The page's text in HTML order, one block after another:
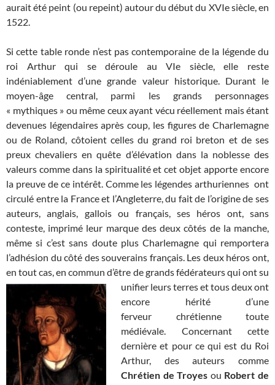
aurait été peint (ou repeint) autour du début du XVIe siècle, en
1522.
Si cette table ronde n’est pas contemporaine de la légende du
roi Arthur qui se déroule au VIe siècle, elle reste
indéniablement d’une grande valeur historique. Durant le
moyen-âge central, parmi les grands personnages
« mythiques » ou même ceux ayant vécu réellement mais étant
devenues légendaires après coup, les figures de Charlemagne
ou de Roland, côtoient celles du grand roi breton et de ses
preux chevaliers en quête d’élévation dans la noblesse des
valeurs comme dans la spiritualité et cet objet apporte encore
la preuve de ce intérêt. Comme les légendes arthuriennes ont
circulé entre la France et l’Angleterre, du fait de l’origine de ses
auteurs, anglais, gallois ou français, ses héros ont, sans
conteste, imprimé leur marque des deux côtés de la manche,
même si c’est sans doute plus Charlemagne qui remportera
l’adhésion du côté des souverains français. Les deux héros ont,
en tout cas, en commun d’être de grands fédérateurs qui ont su
unifier leurs terres et tous deux ont
encore hérité d’une
ferveur chrétienne toute
médiévale. Concernant cette
dernière et pour ce qui est du Roi
Arthur, des auteurs comme
Chrétien de Troyes ou Robert de